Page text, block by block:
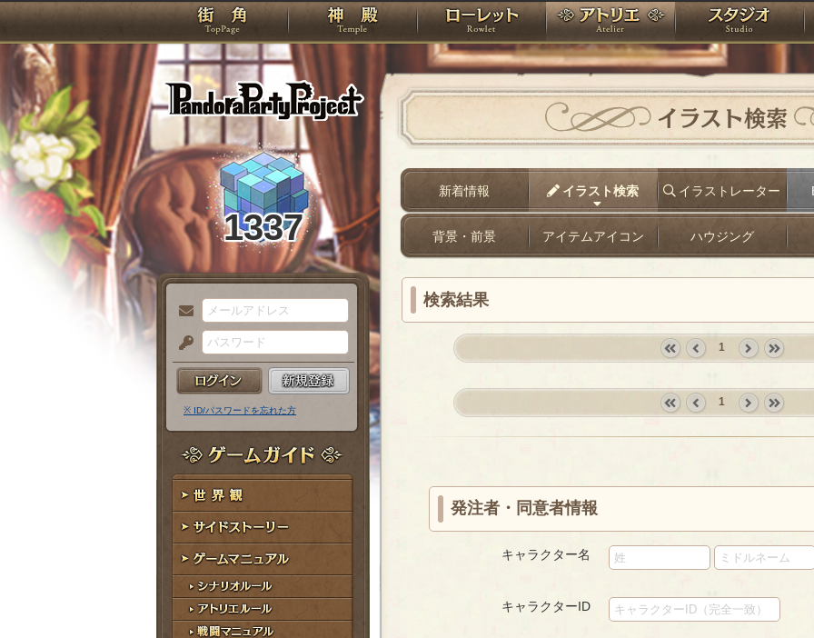
PandoraPartyProject
TOP 神殿 ローレット アトリエ
1337
メ
ー
ル
ア
ド
レ
ス
パ
ス
ー
ド
※ ID/パスワードを忘れた方
ゲームガイド
世界観
サイドストーリー
ゲームマニュアル
シナリオルール
アトリエルール
イラスト検索
新着情報 イラスト検索 イラストレーター
背景・前景 アイテムアイコン ハウジング
検索結果
first prev
1
›
»
1
発注者・同意者情報
キャラクター名
キャラクターID